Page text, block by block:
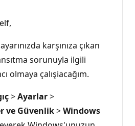
karşınıza çıkan
sorunuyla ilgili
olmaya çalışiacağım.
>Ayarlar>
ve Güvenlik>Windows